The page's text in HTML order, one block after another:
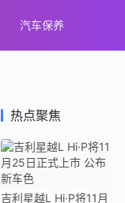
汽车保养
热点聚焦
吉利星越L Hi·P将11月